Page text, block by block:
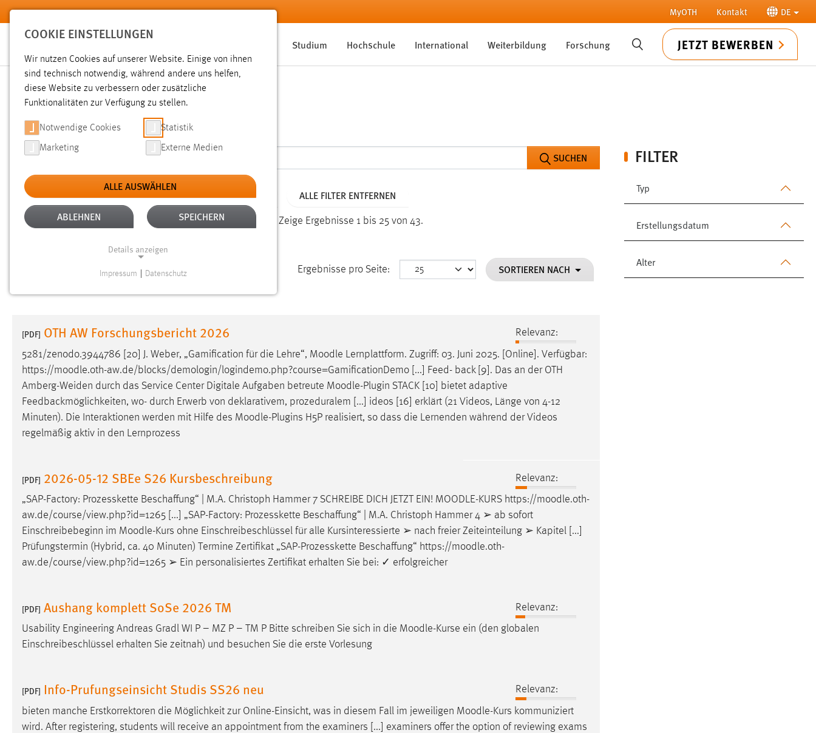
Zum Hauptinhalt springen MyOTH Kontakt DE
Studium Hochschule International Weiterbildung Forschung SUCHE JETZT BEWERBEN
SUCHE
FILTER
Typ
Erstellungsdatum
Alter
SUCHEN
Aktive Filter: TYP: DATEIEN ALTER: 1 BIS 6 MONATE ALLE FILTER ENTFERNEN
Gesucht nach "moodle". Es wurden 43 Ergebnisse gefunden. Zeige Ergebnisse 1 bis 25 von 43.
Ergebnisse pro Seite: SORTIEREN NACH
[PDF] OTH AW Forschungsbericht 2026
Relevanz:
5281/zenodo.3944786 [20] J. Weber, „Gamification für die Lehre“, Moodle Lernplattform. Zugriff: 03. Juni 2025. [Online]. Verfügbar:
https://moodle.oth-aw.de/blocks/demologin/logindemo.php?course=GamificationDemo [...] Feed- back [9]. Das an der OTH
Amberg-Weiden durch das Service Center Digitale Aufgaben betreute Moodle-Plugin STACK [10] bietet adaptive
Feedbackmöglichkeiten, wo- durch Erwerb von deklarativem, prozeduralem [...] ideos [16] erklärt (21 Videos, Länge von 4-12
Minuten). Die Interaktionen werden mit Hilfe des Moodle-Plugins H5P realisiert, so dass die Lernenden während der Videos
regelmäßig aktiv in den Lernprozess
[PDF] 2026-05-12 SBEe S26 Kursbeschreibung
Relevanz:
„SAP-Factory: Prozesskette Beschaffung“ | M.A. Christoph Hammer 7 SCHREIBE DICH JETZT EIN! MOODLE-KURS https://moodle.oth-
aw.de/course/view.php?id=1265 [...] „SAP-Factory: Prozesskette Beschaffung“ | M.A. Christoph Hammer 4 ➢ ab sofort
Einschreibebeginn im Moodle-Kurs ohne Einschreibeschlüssel für alle Kursinteressierte ➢ nach freier Zeiteinteilung ➢ Kapitel [...]
Prüfungstermin (Hybrid, ca. 40 Minuten) Termine Zertifikat „SAP-Prozesskette Beschaffung“ https://moodle.oth-
aw.de/course/view.php?id=1265 ➢ Ein personalisiertes Zertifikat erhalten Sie bei: ✓ erfolgreicher
[PDF] Aushang komplett SoSe 2026 TM
Relevanz:
Usability Engineering Andreas Gradl WI P – MZ P – TM P Bitte schreiben Sie sich in die Moodle-Kurse ein (den globalen
Einschreibeschlüssel erhalten Sie zeitnah) und besuchen Sie die erste Vorlesung
[PDF] Info-Prufungseinsicht Studis SS26 neu
Relevanz:
bieten manche Erstkorrektoren die Möglichkeit zur Online-Einsicht, was in diesem Fall im jeweiligen Moodle-Kurs kommuniziert
wird. After registering, students will receive an appointment from the examiners [...] examiners offer the option of reviewing exams
COOKIE EINSTELLUNGEN
Wir nutzen Cookies auf unserer Website. Einige von ihnen
sind technisch notwendig, während andere uns helfen,
diese Website zu verbessern oder zusätzliche
Funktionalitäten zur Verfügung zu stellen.
Notwendige Cookies Statistik
Marketing Externe Medien
ALLE AUSWÄHLEN
ABLEHNEN SPEICHERN
Details anzeigen
Website erforderlich.
Einverständnis
Name: cookie_consent
Zweck:
ausgewählten Einverständnis-Optionen
des Benutzers
Performance
Name: staticfilecache
Zweck:
Für performante Seitenauslieferung wird
in diesem Cookie gespeichert, ob man
eingeloggt ist.
Sprachpräferenz
Name: site-language-preference
Zweck:
Das Cookie speichert die gewählte
Cookie Laufzeit: 30 Tage
Chat
Impressum Datenschutz